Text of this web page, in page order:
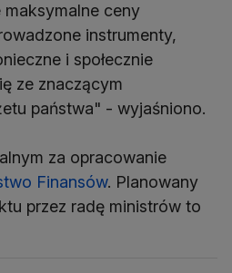
maksymalne ceny
instrumenty,
i społecznie
ze znaczącym
państwa" - wyjaśniono.
za opracowanie
Finansów. Planowany
przez radę ministrów to